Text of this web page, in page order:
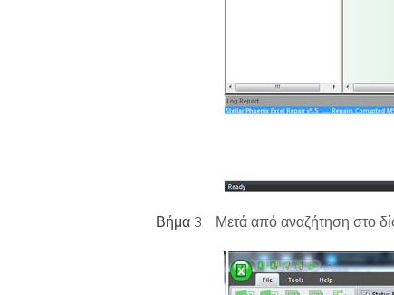
Βήμα 3 Μετά από αναζήτηση στο